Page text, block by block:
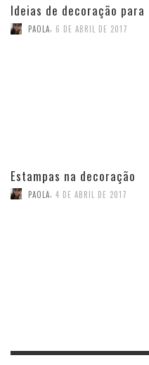
Ideias de decoração
PAOLA 6 DE ABRIL DE 2017
Estampas na decoração
PAOLA 4 DE ABRIL DE 2017